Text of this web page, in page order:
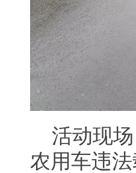
活动现
农用车违法